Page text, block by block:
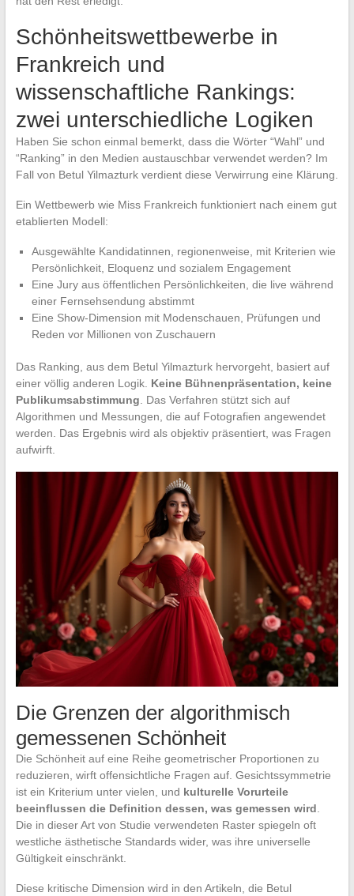
Schönheitswettbewerbe in
Frankreich und
wissenschaftliche Rankings:
zwei unterschiedliche Logiken
Haben Sie schon einmal bemerkt, dass die Wörter “Wahl” und
“Ranking” in den Medien austauschbar verwendet werden? Im
Fall von Betul Yilmazturk verdient diese Verwirrung eine Klärung.
Ein Wettbewerb wie Miss Frankreich funktioniert nach einem gut
etablierten Modell:
Ausgewählte Kandidatinnen, regionenweise, mit Kriterien wie
Persönlichkeit, Eloquenz und sozialem Engagement
Eine Jury aus öffentlichen Persönlichkeiten, die live während
einer Fernsehsendung abstimmt
Eine Show-Dimension mit Modenschauen, Prüfungen und
Reden vor Millionen von Zuschauern
Das Ranking, aus dem Betul Yilmazturk hervorgeht, basiert auf
einer völlig anderen Logik. Keine Bühnenpräsentation, keine
Publikumsabstimmung . Das Verfahren stützt sich auf
Algorithmen und Messungen, die auf Fotografien angewendet
werden. Das Ergebnis wird als objektiv präsentiert, was Fragen
aufwirft.
Die Grenzen der algorithmisch
gemessenen Schönheit
Die Schönheit auf eine Reihe geometrischer Proportionen zu
reduzieren, wirft offensichtliche Fragen auf. Gesichtssymmetrie
ist ein Kriterium unter vielen, und kulturelle Vorurteile
beeinflussen die Definition dessen, was gemessen wird.
Die in dieser Art von Studie verwendeten Raster spiegeln oft
westliche ästhetische Standards wider, was ihre universelle
Gültigkeit einschränkt.
Diese kritische Dimension wird in den Artikeln, die Betul